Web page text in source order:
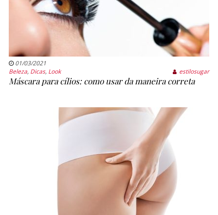
01/03/2021
Beleza, Dicas, Look estilosugar
Máscara para cílios: como usar da maneira correta